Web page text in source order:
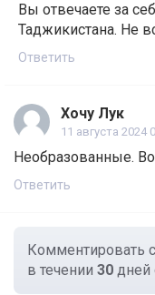
Вы отвечаете за
Таджикистана. Не
Ответить
Хочу Лук
11 августа 2024
Необразованные.
Ответить
Комментировать
в течении 30 дней